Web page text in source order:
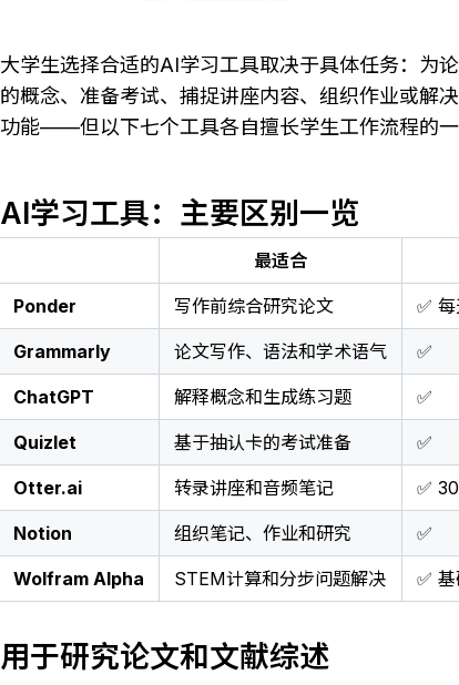
大学生选择合适的AI学习工具取决于具体任务：为
的概念、准备考试、捕捉讲座内容、组织作业或解
功能——但以下七个工具各自擅长学生工作流程的一
AI学习工具：主要区别一览
最适合
Ponder 写作前综合研究论文 ✅
Grammarly 论文写作、语法和学术语气 ✅
ChatGPT 解释概念和生成练习题 ✅
Quizlet 基于抽认卡的考试准备 ✅
Otter.ai 转录讲座和音频笔记 ✅
Notion 组织笔记、作业和研究 ✅
Wolfram Alpha STEM计算和分步问题解决 ✅
用于研究论文和文献综述